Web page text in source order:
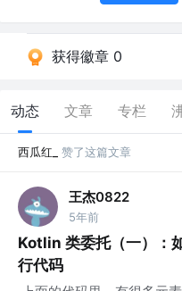
获得徽章 0
动态 文章 专栏
西瓜红_ 赞了这篇文章
王杰0822
5年前
Kotlin 类委托（一）：
行代码